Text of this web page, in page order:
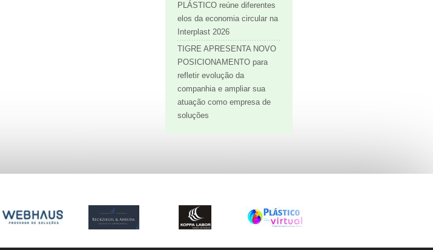
PLÁSTICO reúne diferentes
elos da economia circular na
Interplast 2026
TIGRE APRESENTA NOVO
POSICIONAMENTO para
refletir evolução da
companhia e ampliar sua
atuação como empresa de
soluções